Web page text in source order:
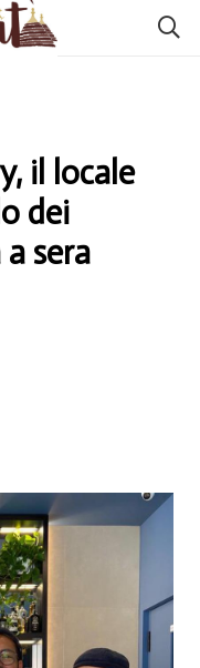
il locale
dei
sera